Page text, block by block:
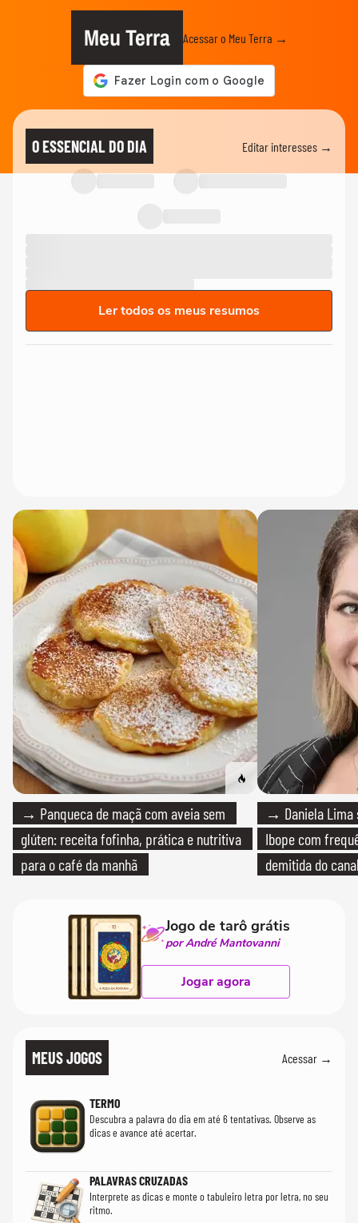
Meu Terra Acessar o Meu Terra →
O ESSENCIAL DO DIA Editar interesses →
Ler todos os meus resumos
→ Panqueca de maçã com aveia sem
glúten: receita fofinha, prática e nutritiva
para o café da manhã
→ Daniela Lima
Ibope com
demitida do
Jogo de tarô grátis
por André Mantovanni
Jogar agora
MEUS JOGOS Acessar →
TERMO
Descubra a palavra do dia em até 6 tentativas. Observe as
dicas e avance até acertar.
PALAVRAS CRUZADAS
Interprete as dicas e monte o tabuleiro letra por letra, no seu
ritmo.